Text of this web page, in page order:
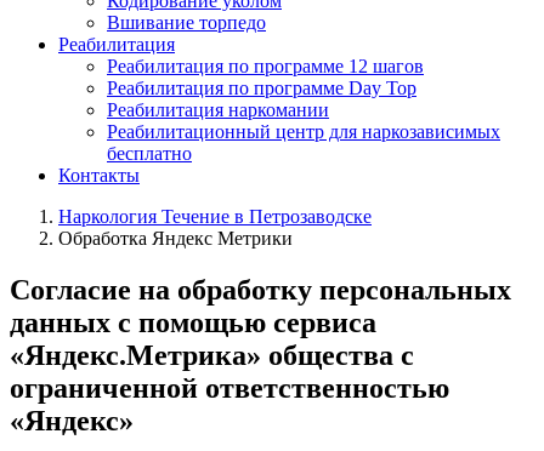
Вшивание торпедо
Реабилитация
Реабилитация по программе 12 шагов
Реабилитация по программе Day Top
Реабилитация наркомании
Реабилитационный центр для наркозависимых
бесплатно
Контакты
Наркология Течение в Петрозаводске
Обработка Яндекс Метрики
Согласие на обработку персональных
данных с помощью сервиса
«Яндекс.Метрика» общества с
ограниченной ответственностью
«Яндекс»